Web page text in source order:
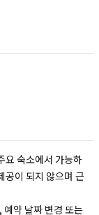
요 숙소에서 가능하
공이 되지 않으며 근
예약 날짜 변경 또는